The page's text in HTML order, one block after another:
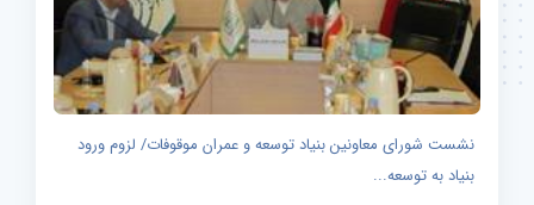
نشست شورای معاونین بنیاد توسعه و عمران موقوفات/ لزوم ورود
بنیاد به توسعه...